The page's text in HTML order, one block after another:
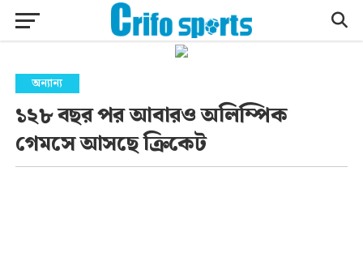
অন্যান্য
১২৮ বছর পর আবারও অলিম্পিক
গেমসে আসছে ক্রিকেট